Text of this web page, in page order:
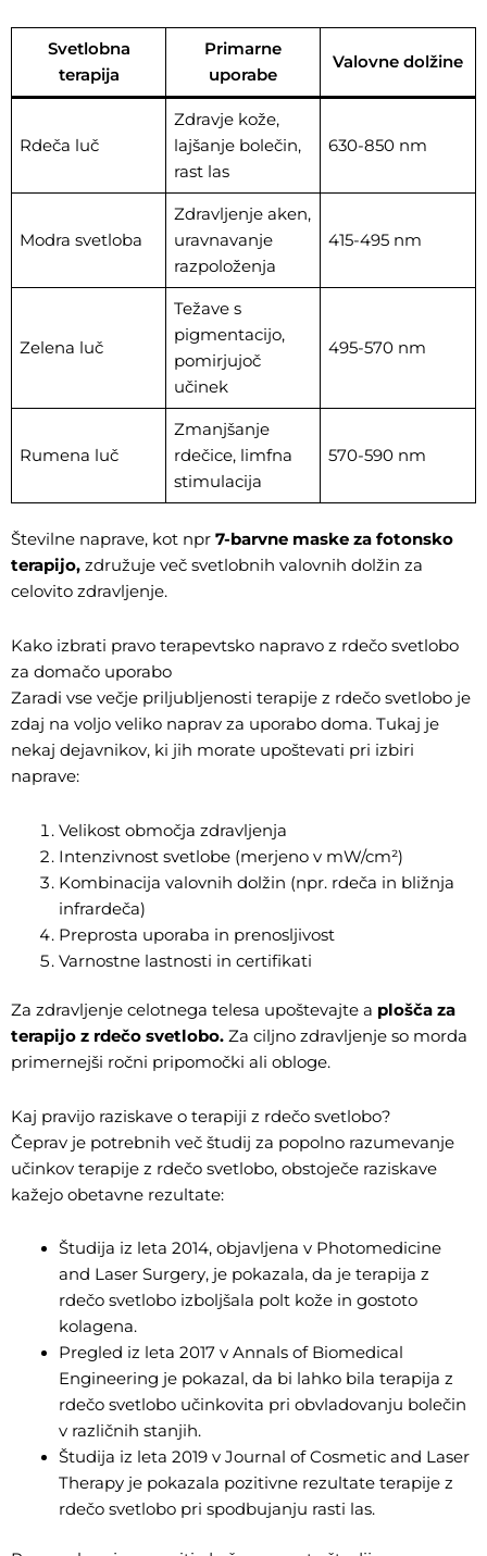
Svetlobna
terapija
Primarne
uporabe
Valovne dolžine
Rdeča luč
Zdravje kože,
lajšanje bolečin,
rast las
630-850 nm
Modra svetloba
Zdravljenje aken,
uravnavanje
razpoloženja
415-495 nm
Zelena luč
Težave s
pigmentacijo,
pomirjujoč
učinek
495-570 nm
Rumena luč
Zmanjšanje
rdečice, limfna
stimulacija
570-590 nm
Številne naprave, kot npr 7-barvne maske za fotonsko
terapijo, združuje več svetlobnih valovnih dolžin za
celovito zdravljenje.
Kako izbrati pravo terapevtsko napravo z rdečo svetlobo
za domačo uporabo
Zaradi vse večje priljubljenosti terapije z rdečo svetlobo je
zdaj na voljo veliko naprav za uporabo doma. Tukaj je
nekaj dejavnikov, ki jih morate upoštevati pri izbiri
naprave:
Velikost območja zdravljenja
Intenzivnost svetlobe (merjeno v mW/cm²)
Kombinacija valovnih dolžin (npr. rdeča in bližnja
infrardeča)
Preprosta uporaba in prenosljivost
Varnostne lastnosti in certifikati
Za zdravljenje celotnega telesa upoštevajte a plošča za
terapijo z rdečo svetlobo. Za ciljno zdravljenje so morda
primernejši ročni pripomočki ali obloge.
Kaj pravijo raziskave o terapiji z rdečo svetlobo?
Čeprav je potrebnih več študij za popolno razumevanje
učinkov terapije z rdečo svetlobo, obstoječe raziskave
kažejo obetavne rezultate:
Študija iz leta 2014, objavljena v Photomedicine
and Laser Surgery, je pokazala, da je terapija z
rdečo svetlobo izboljšala polt kože in gostoto
kolagena.
Pregled iz leta 2017 v Annals of Biomedical
Engineering je pokazal, da bi lahko bila terapija z
rdečo svetlobo učinkovita pri obvladovanju bolečin
v različnih stanjih.
Študija iz leta 2019 v Journal of Cosmetic and Laser
Therapy je pokazala pozitivne rezultate terapije z
rdečo svetlobo pri spodbujanju rasti las.